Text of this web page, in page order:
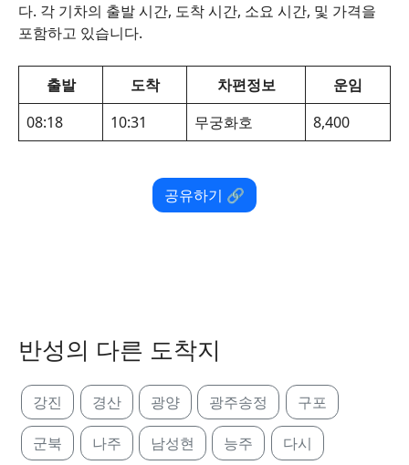
다. 각 기차의 출발 시간, 도착 시간, 소요 시간, 및 가격을
포함하고 있습니다.
출발 도착 차편정보
운임
08:18
10:31 무궁화호 8,400
공유하기 🔗
반성의 다른 도착지
강진 경산 광양 광주송정 구포
군북 나주 남성현 능주 다시